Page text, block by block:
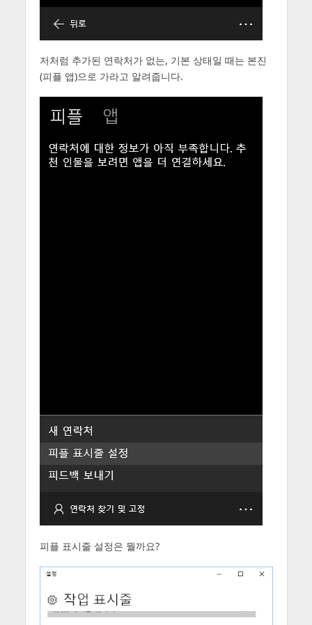
저처럼 추가된 연락처가 없는, 기본 상태일 때는 본진
(피플 앱)으로 가라고 알려줍니다.
피플 표시줄 설정은 뭘까요?